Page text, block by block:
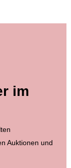
im
Auktionen und